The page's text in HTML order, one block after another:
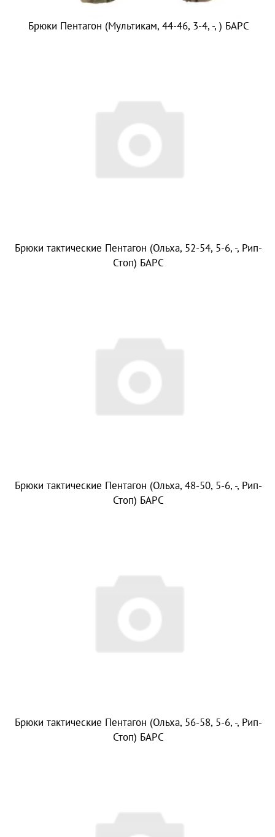
Брюки Пентагон (Мультикам, 44-46, 3-4, -, ) БАРС
Брюки тактические Пентагон (Ольха, 52-54, 5-6, -, Рип-
Стоп) БАРС
Брюки тактические Пентагон (Ольха, 48-50, 5-6, -, Рип-
Стоп) БАРС
Брюки тактические Пентагон (Ольха, 56-58, 5-6, -, Рип-
Стоп) БАРС